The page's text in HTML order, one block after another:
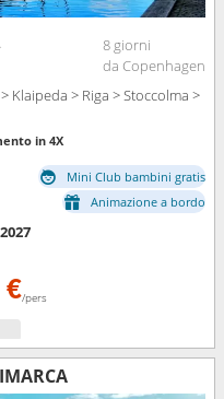
8 giorni
da Copenhagen
Klaipeda > Riga > Stoccolma >
in 4X
Mini Club bambini gratis
Animazione a bordo
€/pers